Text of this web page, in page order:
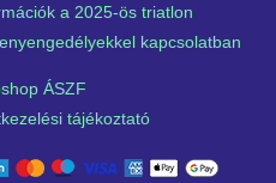
a 2025-ös triatlon
kapcsolatban
ÁSZF
tájékoztató